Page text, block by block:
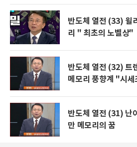
반도체 열전 (33) 윌
리 " 최초의 노벨상"
반도체 열전 (32)
메모리 풍향계 "시
반도체 열전 (31) 난
만 메모리의 꿈